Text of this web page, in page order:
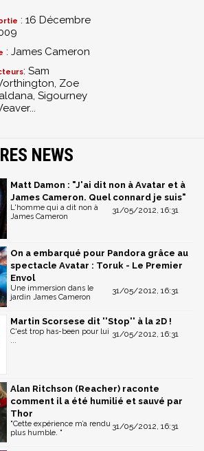
: 16 Décembre
: James Cameron
: Sam
Zoe
Sigourney
NEWS
Matt Damon : "J'ai dit non à Avatar et à
James Cameron. Quel connard je suis"
31/05/2012, 16:31
L'homme qui a dit non à
James Cameron
On a embarqué pour Pandora grâce au
spectacle Avatar : Toruk - Le Premier
Envol
31/05/2012, 16:31
Une immersion dans le
jardin James Cameron
Martin Scorsese dit ''Stop'' à la 2D !
31/05/2012, 16:31
C'est trop has-been pour lui
...
Alan Ritchson (Reacher) raconte
comment il a été humilié et sauvé par
Thor
31/05/2012, 16:31
"Cette expérience m’a rendu
plus humble. "